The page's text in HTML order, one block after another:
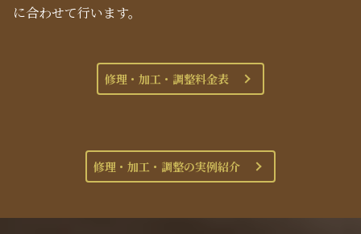
に合わせて行います。
修理・加工・調整料金表
修理・加工・調整の実例紹介